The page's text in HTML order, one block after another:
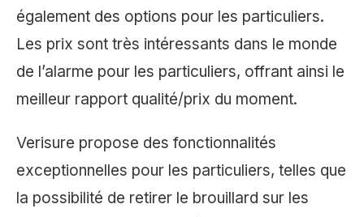
également des options pour les particuliers.
Les prix sont très intéressants dans le monde
de l’alarme pour les particuliers, offrant ainsi le
meilleur rapport qualité/prix du moment.
Verisure propose des fonctionnalités
exceptionnelles pour les particuliers, telles que
la possibilité de retirer le brouillard sur les